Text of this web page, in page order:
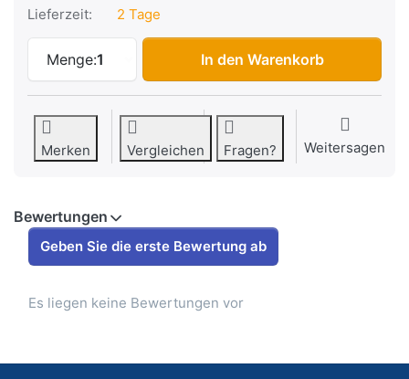
Lieferzeit: 2 Tage
Menge:1
Aufkleber on-off-res Bye Bike Retro
In den Warenkorb
Merken Vergleichen Fragen? Weitersagen
Bewertungen
Geben Sie die erste Bewertung ab
Es liegen keine Bewertungen vor